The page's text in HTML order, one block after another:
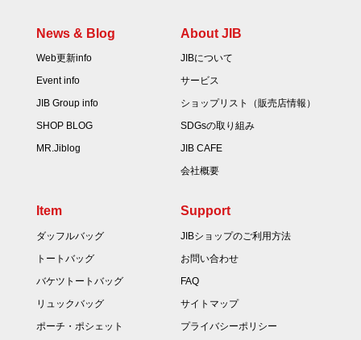
News & Blog
Web更新info
Event info
JIB Group info
SHOP BLOG
MR.Jiblog
About JIB
JIBについて
サービス
ショップリスト（販売店情報）
SDGsの取り組み
JIB CAFE
会社概要
Item
ダッフルバッグ
トートバッグ
バケツトートバッグ
リュックバッグ
ポーチ・ポシェット
Support
JIBショップのご利用方法
お問い合わせ
FAQ
サイトマップ
プライバシーポリシー